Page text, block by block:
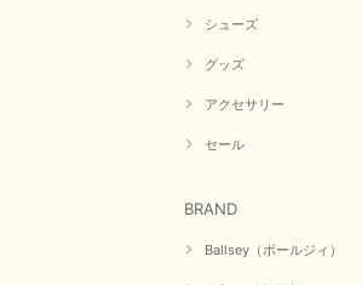
シューズ
グッズ
アクセサリー
セール
BRAND
Ballsey（ボールジィ）